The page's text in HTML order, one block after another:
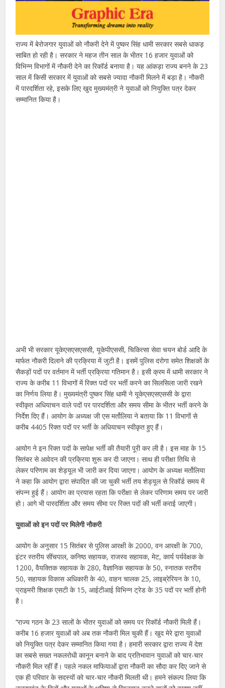
राज्य में बेरोजगार युवाओं को नौकरी देने में पुष्कर सिंह धामी सरकार सबसे धाकड़
साबित हो रही है। सरकार ने महज तीन साल के भीतर 16 हजार युवाओं को
विभिन्न विभागों में नौकरी देने का रिकॉर्ड बनाया है। यह आंकड़ा राज्य बनने के 23
साल में किसी सरकार में युवाओं को सबसे ज्यादा नौकरी मिलने में बड़ा है। नौकरी
में पारदर्शिता रहे, इसके लिए खुद मुख्यमंत्री ने युवाओं को नियुक्ति पत्र देकर
सम्मानित किया है।
अभी भी सरकार यूकेएसएसएससी, यूकेपीएससी, चिकित्सा सेवा चयन बोर्ड आदि के
मार्फत नौकरी दिलाने की प्रक्रिया में जुटी है। इसमें पुलिस दरोगा समेत शिक्षकों के
सैकड़ों पदों पर वर्तमान में भर्ती प्रक्रिया गतिमान है। इसी क्रम में धामी सरकार ने
राज्य के करीब 11 विभागों में रिक्त पदों पर भर्ती करने का सिलसिला जारी रखने
का निर्णय लिया है। मुख्यमंत्री पुष्कर सिंह धामी ने यूकेएसएसएससी के द्वारा
स्वीकृत अधियाचन वाले पदों पर पारदर्शिता और समय सीमा के भीतर भर्ती करने के
निर्देश दिए हैं। आयोग के अध्यक्ष जी एस मर्तोलिया ने बताया कि 11 विभागों से
करीब 4405 रिक्त पदों पर भर्ती के अधियाचन स्वीकृत हुए हैं।
आयोग ने इन रिक्त पदों के सापेक्ष भर्ती की तैयारी पूरी कर ली है। इस माह के 15
सितंबर से आवेदन की प्रक्रिया शुरू कर दी जाएगा। साथ ही परीक्षा तिथि से
लेकर परिणाम का शेड्यूल भी जारी कर दिया जाएगा। आयोग के अध्यक्ष मर्तोलिया
ने कहा कि आयोग द्वारा संपादित की जा चुकी भर्ती तय शेड्यूल से रिकॉर्ड समय में
संपन्न हुई हैं। आयोग का प्रयास रहता कि परीक्षा से लेकर परिणाम समय पर जारी
हो। आगे भी पारदर्शिता और समय सीमा पर रिक्त पदों की भर्ती कराई जाएगी।
युवाओं को इन पदों पर मिलेगी नौकरी
आयोग के अनुसार 15 सितंबर से पुलिस आरक्षी के 2000, वन आरक्षी के 700,
इंटर स्तरीय सींचपाल, कनिष्ठ सहायक, राजस्व सहायक, मेट, कार्य पर्यवेक्षक के
1200, वैयक्तिक सहायक के 280, वैज्ञानिक सहायक के 50, स्नातक स्तरीय
50, सहायक विकास अधिकारी के 40, वाहन चालक 25, लाइब्रेरियन के 10,
प्राइमरी शिक्षक एसटी के 15, आईटीआई विभिन्न ट्रेड के 35 पदों पर भर्ती होनी
है।
‘‘राज्य गठन के 23 सालों के भीतर युवाओं को समय पर रिकॉर्ड नौकरी मिली हैं।
करीब 16 हजार युवाओं को अब तक नौकरी मिल चुकी हैं। खुद मेरे द्वारा युवाओं
को नियुक्ति पत्र देकर सम्मानित किया गया है। हमारी सरकार द्वारा राज्य में देश
का सबसे सख्त नकलरोधी कानून बनाने के बाद प्रतिभावान युवाओं को चार-चार
नौकरी मिल रहीं हैं। पहले नकल माफियाओं द्वारा नौकरी का सौदा कर दिए जाने से
एक ही परिवार के सदस्यों को चार-चार नौकरी मिलती थी। हमने संकल्प लिया कि